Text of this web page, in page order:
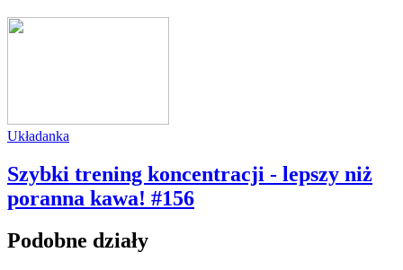
Układanka
Szybki trening koncentracji - lepszy niż
poranna kawa! #156
Podobne działy